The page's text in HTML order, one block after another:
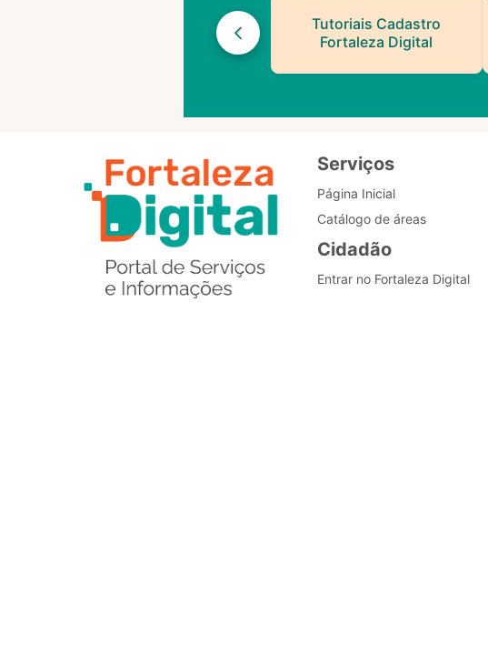
Tutoriais Cadastro
Fortaleza Digital
Serviços
Página Inicial
Catálogo de áreas
Cidadão
Entrar no Fortaleza Digital